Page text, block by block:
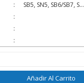
:
SB5, SN5, SB6/SB7, S...
:
:
:
Añadir Al Carrito